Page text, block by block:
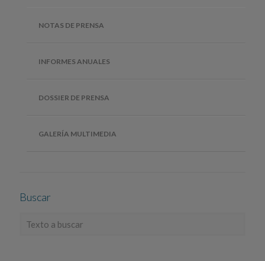
NOTAS DE PRENSA
INFORMES ANUALES
DOSSIER DE PRENSA
GALERÍA MULTIMEDIA
Buscar